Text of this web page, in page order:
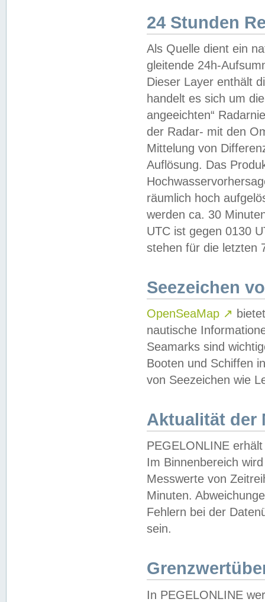
24 Stunden
Als Quelle dient ein
gleitende 24h-
Dieser Layer enthält
handelt es sich um
angeeichten“
der Radar- mit den
Mittelung von
Auflösung. Das
räumlich hoch
werden ca. 30
UTC ist gegen 0130
stehen für die letzten
Seezeichen
OpenSeaMap ↗
nautische
Seamarks sind
Booten und Schiffen
von Seezeichen wie
Aktualität der
PEGELONLINE
Im Binnenbereich
Messwerte von
Minuten.
Fehlern bei der
sein.
In PEGELONLINE